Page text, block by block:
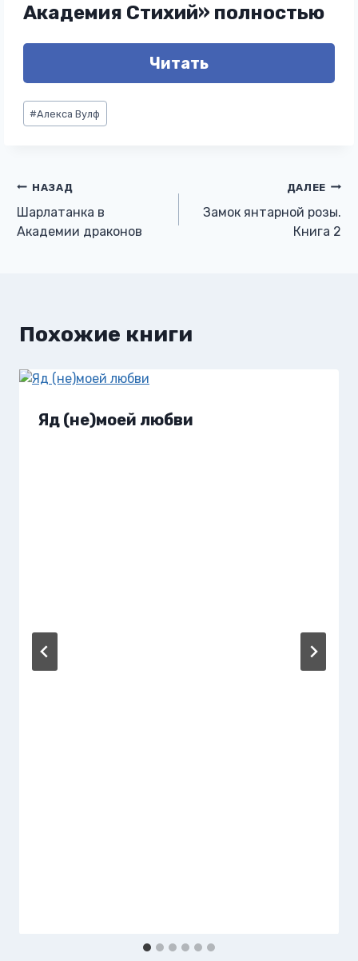
Академия Стихий» полностью
Читать
Метки
записи:
#Алекса Вулф
Навигация
по
НАЗАД
Шарлатанка в
Академии драконов
ДАЛЕЕ
Замок янтарной розы.
Книга 2
Похожие книги
Яд (не)моей любви